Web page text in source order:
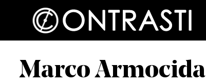
Marco Armocida